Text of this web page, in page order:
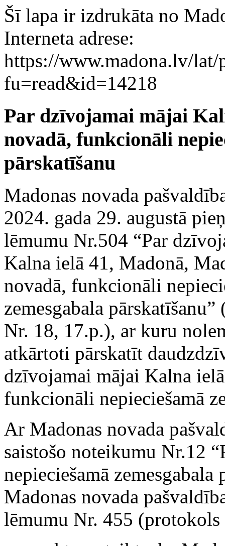
Šī lapa ir izdrukāta no
Interneta adrese:
https://www.madona.lv/lat/
fu=read&id=14218
Par dzīvojamai mājai
novadā, funkcionāli
pārskatīšanu
Madonas novada
2024. gada 29. augustā
lēmumu Nr.504 “Par
Kalna ielā 41, Madonā,
novadā, funkcionāli
zemesgabala
Nr. 18, 17.p.), ar kuru
atkārtoti pārskatīt
dzīvojamai mājai Kalna
funkcionāli nepieciešamā
Ar Madonas novada
saistošo noteikumu Nr.12
nepieciešamā
Madonas novada
lēmumu Nr. 455